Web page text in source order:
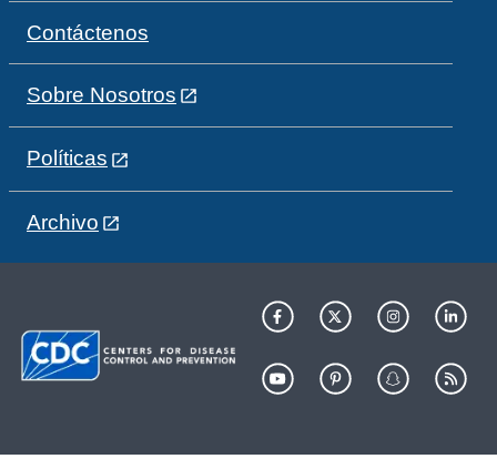
Contáctenos
Sobre Nosotros
Políticas
Archivo